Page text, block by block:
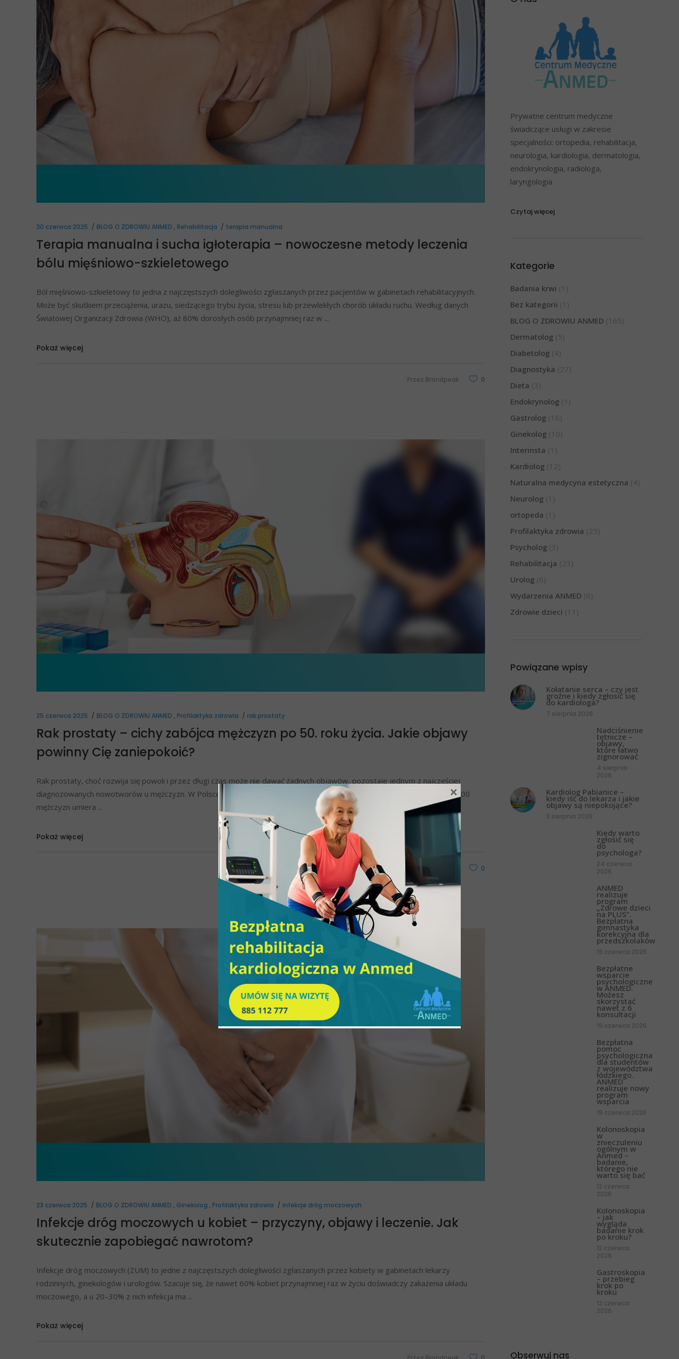
30 czerwca 2025 BLOG O ZDROWIU ANMED , Rehabilitacja terapia manualna
Terapia manualna i sucha igłoterapia – nowoczesne metody leczenia
bólu mięśniowo-szkieletowego
Ból mięśniowo-szkieletowy to jedna z najczęstszych dolegliwości zgłaszanych przez pacjentów w gabinetach rehabilitacyjnych.
Może być skutkiem przeciążenia, urazu, siedzącego trybu życia, stresu lub przewlekłych chorób układu ruchu. Według danych
Światowej Organizacji Zdrowia (WHO), aż 80% dorosłych osób przynajmniej raz w
Pokaż więcej
Przez Brandpeak 0
25 czerwca 2025 BLOG O ZDROWIU ANMED , Profilaktyka zdrowia rak prostaty
Rak prostaty – cichy zabójca mężczyzn po 50. roku życia. Jakie objawy
powinny Cię zaniepokoić?
Rak prostaty, choć rozwija się powoli i przez długi czas może nie dawać żadnych objawów, pozostaje jednym z najczęściej
diagnozowanych nowotworów u mężczyzn. W Polsce co roku wykrywa się ponad 16 000 nowych przypadków, a ponad 5 000
mężczyzn umiera
Pokaż więcej
Przez 0
23 czerwca 2025 BLOG O ZDROWIU ANMED , Ginekolog , Profilaktyka zdrowia infekcje dróg moczowych
Infekcje dróg moczowych u kobiet – przyczyny, objawy i leczenie. Jak
skutecznie zapobiegać nawrotom?
Infekcje dróg moczowych (ZUM) to jedne z najczęstszych dolegliwości zgłaszanych przez kobiety w gabinetach lekarzy
rodzinnych, ginekologów i urologów. Szacuje się, że nawet 60% kobiet przynajmniej raz w życiu doświadczy zakażenia układu
moczowego, a u 20–30% z nich infekcja ma
Pokaż więcej
Prywatne centrum medyczne
świadczące usługi w zakresie
specjalności: ortopedia, rehabilitacja,
neurologia, kardiologia, dermatologia,
endokrynologia, radiologa,
laryngologia
Czytaj więcej
Kategorie
Badania krwi (1)
Bez kategorii (1)
BLOG O ZDROWIU ANMED(165)
Dermatolog(5)
Diabetolog(4)
Diagnostyka (27)
Dieta (3)
Endokrynolog(1)
Gastrolog(16)
Ginekolog(10)
Interinsta (1)
Kardiolog(12)
Naturalna medycyna estetyczna (4)
Neurolog(1)
ortopeda (1)
Profilaktyka zdrowia (25)
Psycholog(3)
Rehabilitacja (23)
Urolog(6)
Wydarzenia ANMED(6)
Zdrowie dzieci (11)
Powiązane wpisy
Kołatanie serca – czy jest
groźne i kiedy zgłosić się
do kardiologa?
7 sierpnia 2026
Nadciśnienie
tętnicze –
objawy,
które łatwo
zignorować
4 sierpnia
2026
Kardiolog Pabianice –
kiedy iść do lekarza i jakie
objawy są niepokojące?
3 sierpnia 2026
Kiedy warto
zgłosić się
do
psychologa?
24 czerwca
2026
ANMED
realizuje
program
„Zdrowe dzieci
na PLUS”.
Bezpłatna
gimnastyka
korekcyjna dla
przedszkolaków
19 czerwca 2026
Bezpłatne
wsparcie
psychologiczne
w ANMED.
Możesz
skorzystać
nawet z 6
konsultacji
19 czerwca 2026
Bezpłatna
pomoc
psychologiczna
dla studentów
z województwa
łódzkiego.
ANMED
realizuje nowy
program
wsparcia
19 czerwca 2026
Kolonoskopia
w
znieczuleniu
ogólnym w
Anmed –
badanie,
którego nie
warto się bać
12 czerwca
2026
Kolonoskopia
– jak
wygląda
badanie krok
po kroku?
12 czerwca
2026
Gastroskopia
– przebieg
krok po
kroku
12 czerwca
2026
Obserwuj nas
×